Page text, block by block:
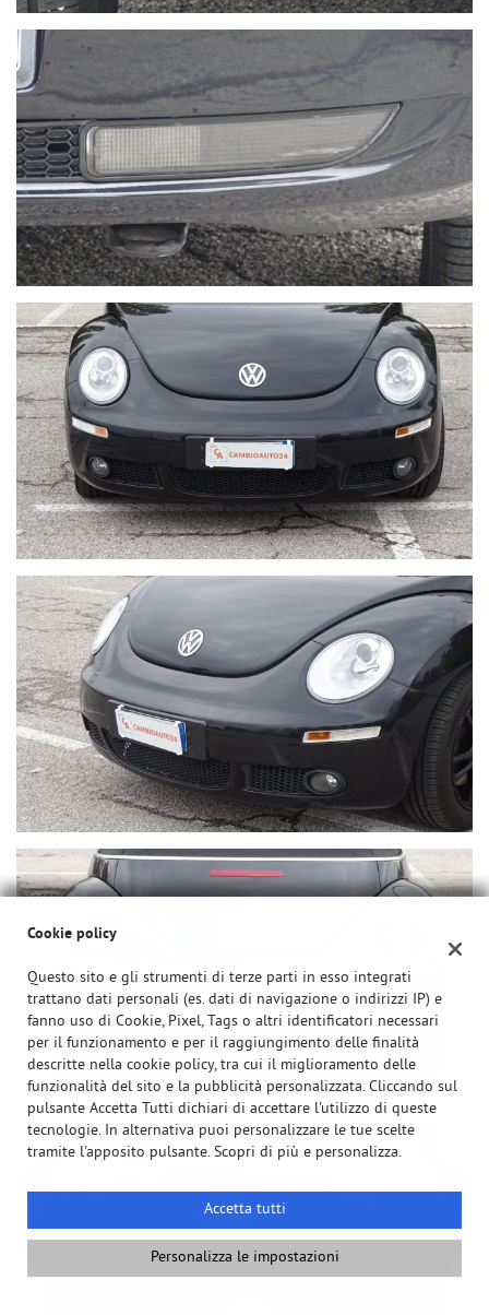
Cookie policy
Questo sito e gli strumenti di terze parti in esso integrati
trattano dati personali (es. dati di navigazione o indirizzi IP) e
fanno uso di Cookie, Pixel, Tags o altri identificatori necessari
per il funzionamento e per il raggiungimento delle finalità
descritte nella cookie policy, tra cui il miglioramento delle
funzionalità del sito e la pubblicità personalizzata. Cliccando sul
pulsante Accetta Tutti dichiari di accettare l'utilizzo di queste
tecnologie. In alternativa puoi personalizzare le tue scelte
tramite l'apposito pulsante. Scopri di più e personalizza.
Accetta tutti
Personalizza le impostazioni